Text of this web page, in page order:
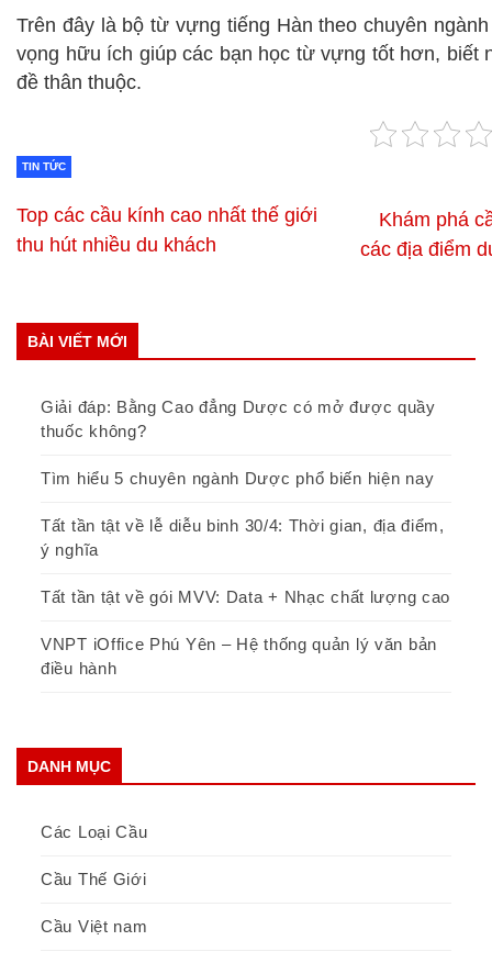
Trên đây là bộ từ vựng tiếng Hàn theo chuyên
vọng hữu ích giúp các bạn học từ vựng tốt hơn, biết
đề thân thuộc.
TIN TỨC
Top các cầu kính cao nhất thế giới
thu hút nhiều du khách
Khám phá
các địa điểm
BÀI VIẾT MỚI
Giải đáp: Bằng Cao đẳng Dược có mở được quầy
thuốc không?
Tìm hiểu 5 chuyên ngành Dược phổ biến hiện nay
Tất tần tật về lễ diễu binh 30/4: Thời gian, địa điểm,
ý nghĩa
Tất tần tật về gói MVV: Data + Nhạc chất lượng cao
VNPT iOffice Phú Yên – Hệ thống quản lý văn bản
điều hành
DANH MỤC
Các Loại Cầu
Cầu Thế Giới
Cầu Việt nam